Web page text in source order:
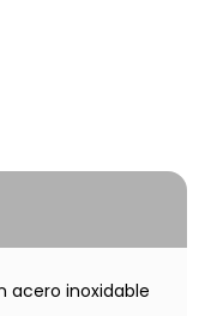
acero inoxidable